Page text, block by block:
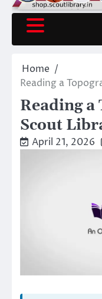
Home
Reading a
Reading a
Scout
April 21, 2026